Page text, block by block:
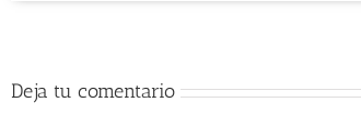
Deja tu comentario